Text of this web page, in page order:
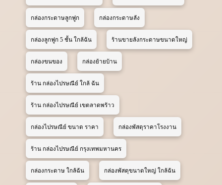
กล่องกระดาษลูกฟูก กล่องกระดาษลัง
กล่องลูกฟูก 5 ชั้น ใกล้ฉัน ร้านขายลังกระดาษขนาดใหญ่
กล่องขนของ กล่องย้ายบ้าน
ร้าน กล่องไปรษณีย์ ใกล้ ฉัน
ร้าน กล่องไปรษณีย์ เขตลาดพร้าว
กล่องไปรษณีย์ ขนาด ราคา กล่องพัสดุราคาโรงงาน
ร้าน กล่องไปรษณีย์ กรุงเทพมหานคร
กล่องกระดาษ ใกล้ฉัน กล่องพัสดุขนาดใหญ่ ใกล้ฉัน